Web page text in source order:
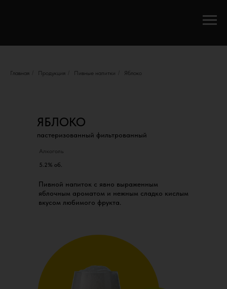
Главная Продукция Пивные напитки Яблоко
ЯБЛОКО
Пивной напиток с явно выраженным
яблочным ароматом и нежным сладко кислым
вкусом любимого фрукта.
5.2% об.
Алкоголь
пастеризованный фильтрованный